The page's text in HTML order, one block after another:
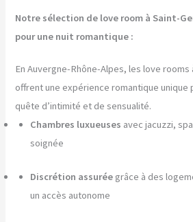
Notre sélection de love room à Saint-
pour une nuit romantique :
En Auvergne-Rhône-Alpes, les love rooms
offrent une expérience romantique unique
quête d’intimité et de sensualité.
Chambres luxueuses avec jacuzzi,
soignée
Discrétion assurée grâce à des
un accès autonome